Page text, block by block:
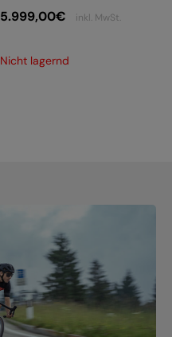
5.999,00€ inkl. MwSt.
Nicht lagernd